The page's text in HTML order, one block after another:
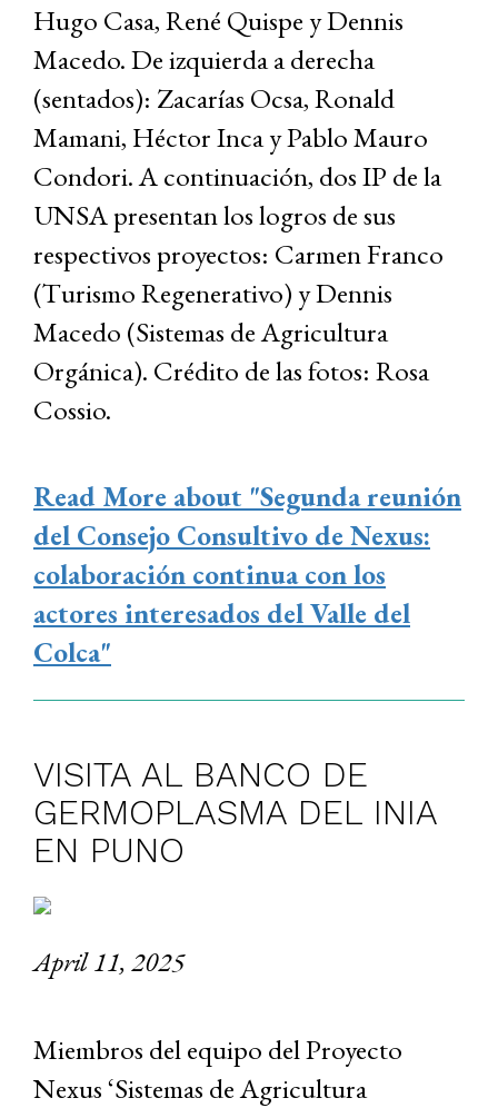
Hugo Casa, René Quispe y Dennis
Macedo. De izquierda a derecha
(sentados): Zacarías Ocsa, Ronald
Mamani, Héctor Inca y Pablo Mauro
Condori. A continuación, dos IP de la
UNSA presentan los logros de sus
respectivos proyectos: Carmen Franco
(Turismo Regenerativo) y Dennis
Macedo (Sistemas de Agricultura
Orgánica). Crédito de las fotos: Rosa
Cossio.
Read More about "Segunda reunión
del Consejo Consultivo de Nexus:
colaboración continua con los
actores interesados del Valle del
Colca"
VISITA AL BANCO DE
GERMOPLASMA DEL INIA
EN PUNO
April 11, 2025
Miembros del equipo del Proyecto
Nexus ‘Sistemas de Agricultura